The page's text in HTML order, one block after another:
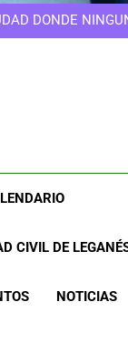
DONDE
INFANTILES SE
DE
INFANTILES SE
DE
DONDE
CIVIL DE
NOTICIAS